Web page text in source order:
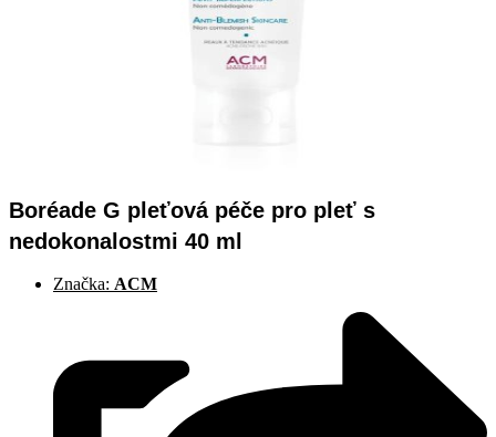
Boréade G pleťová péče pro pleť s
nedokonalostmi 40 ml
Značka: ACM